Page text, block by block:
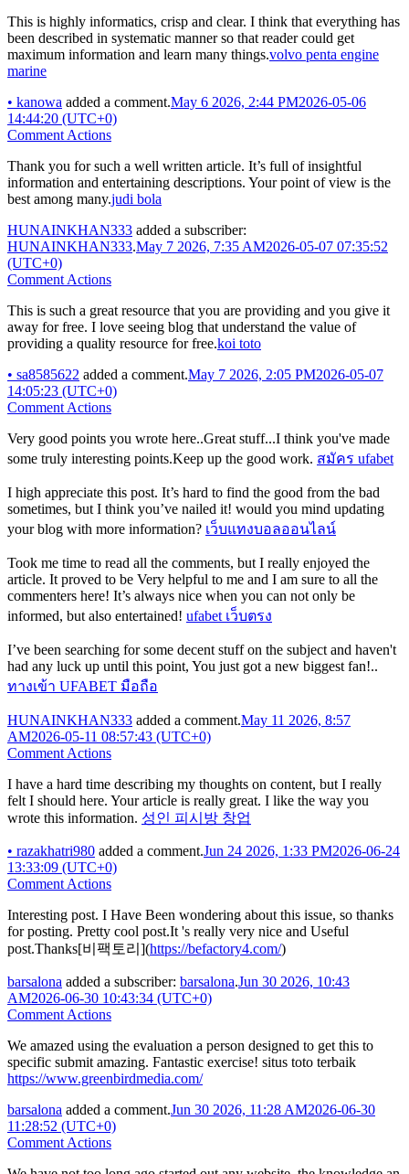
This is highly informatics, crisp and clear. I think that everything has
been described in systematic manner so that reader could get
maximum information and learn many things.volvo penta engine
marine
• kanowa added a comment.May 6 2026, 2:44 PM2026-05-06
14:44:20 (UTC+0)
Comment Actions
Thank you for such a well written article. It’s full of insightful
information and entertaining descriptions. Your point of view is the
best among many.judi bola
HUNAINKHAN333 added a subscriber:
HUNAINKHAN333.May 7 2026, 7:35 AM2026-05-07 07:35:52
(UTC+0)
Comment Actions
This is such a great resource that you are providing and you give it
away for free. I love seeing blog that understand the value of
providing a quality resource for free.koi toto
• sa8585622 added a comment.May 7 2026, 2:05 PM2026-05-07
14:05:23 (UTC+0)
Comment Actions
Very good points you wrote here..Great stuff...I think you've made
some truly interesting points.Keep up the good work. สมัคร ufabet
I high appreciate this post. It’s hard to find the good from the bad
sometimes, but I think you’ve nailed it! would you mind updating
your blog with more information? เว็บแทงบอลออนไลน์
Took me time to read all the comments, but I really enjoyed the
article. It proved to be Very helpful to me and I am sure to all the
commenters here! It’s always nice when you can not only be
informed, but also entertained! ufabet เว็บตรง
I’ve been searching for some decent stuff on the subject and haven't
had any luck up until this point, You just got a new biggest fan!..
ทางเข้า UFABET มือถือ
HUNAINKHAN333 added a comment.May 11 2026, 8:57
AM2026-05-11 08:57:43 (UTC+0)
Comment Actions
I have a hard time describing my thoughts on content, but I really
felt I should here. Your article is really great. I like the way you
wrote this information. 성인 피시방 창업
• razakhatri980 added a comment.Jun 24 2026, 1:33 PM2026-06-24
13:33:09 (UTC+0)
Comment Actions
Interesting post. I Have Been wondering about this issue, so thanks
for posting. Pretty cool post.It 's really very nice and Useful
post.Thanks[비팩토리](https://befactory4.com/)
barsalona added a subscriber: barsalona.Jun 30 2026, 10:43
AM2026-06-30 10:43:34 (UTC+0)
Comment Actions
We amazed using the evaluation a person designed to get this to
specific submit amazing. Fantastic exercise! situs toto terbaik
https://www.greenbirdmedia.com/
barsalona added a comment.Jun 30 2026, 11:28 AM2026-06-30
11:28:52 (UTC+0)
Comment Actions